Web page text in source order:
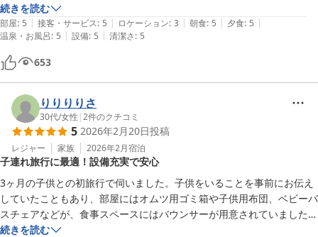
特に接客は丁寧で温かみがあって、事前に色々連絡してしまったのに丁
寧に答えてくれ、「〜に行きたいんです」って言ったら場所等も丁寧に
教えてくれて助かりました！
本当に最高の旅行になりました！ありがとうございます！
続きを読む
部屋: 5 | 接客・サービス: 5 | ロケーション: 3 | 朝食: 5 | 夕食: 5 |
温泉・お風呂: 5 | 設備: 5 | 清潔さ: 5
653
りりりりさ
30代/女性 |2件のクチコミ
5 2026年2月20日投稿
レジャー 家族 2026年2月宿泊
子連れ旅行に最適！設備充実で安心
3ヶ月の子供との初旅行で伺いました。子供をいることを事前にお伝え
していたこともあり、部屋にはオムツ用ゴミ箱や子供用布団、ベビーバ
スチェアなどが、食事スペースにはバウンサーが用意されていました。
子供がうるさくして周りに迷惑がかかることを心配していましたが、周
続きを読む